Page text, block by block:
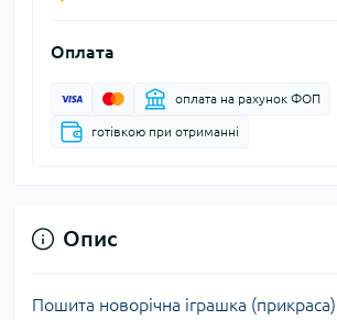
Оплата
оплата на рахунок ФОП
готівкою при отриманні
Опис
Пошита новорічна іграшка